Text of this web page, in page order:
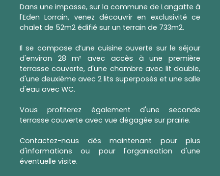
Dans une impasse, sur la commune de Langatte à
l'Eden Lorrain, venez découvrir en exclusivité ce
chalet de 52m2 édifié sur un terrain de 733m2.
Il se compose d’une cuisine ouverte sur le séjour
d'environ 28 m² avec accès à une première
terrasse couverte, d'une chambre avec lit double,
d'une deuxième avec 2 lits superposés et une salle
d'eau avec WC.
Vous profiterez également d'une seconde
terrasse couverte avec vue dégagée sur prairie.
Contactez-nous dès maintenant pour plus
d'informations ou pour l'organisation d'une
éventuelle visite.